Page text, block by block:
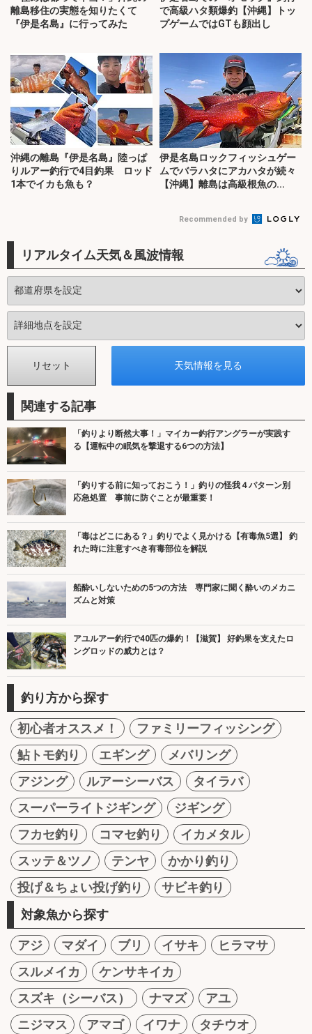
離島移住の実態を知りたくて
『伊是名島』に行ってみた
で高級ハタ類爆釣【沖縄】トッ
プゲームではGTも顔出し
沖縄の離島『伊是名島』陸っぱ
りルアー釣行で4目釣果 ロッド
1本でイカも魚も？
伊是名島ロックフィッシュゲー
ムでバラハタにアカハタが続々
【沖縄】離島は高級根魚の...
Recommended by
リアルタイム天気＆風波情報
関連する記事
「釣りより断然大事！」マイカー釣行アングラーが実践す
る【運転中の眠気を撃退する6つの方法】
「釣りする前に知っておこう！」釣りの怪我４パターン別
応急処置 事前に防ぐことが最重要！
「毒はどこにある？」釣りでよく見かける【有毒魚5選】 釣
れた時に注意すべき有毒部位を解説
船酔いしないための5つの方法 専門家に聞く酔いのメカニ
ズムと対策
アユルアー釣行で40匹の爆釣！【滋賀】 好釣果を支えたロ
ングロッドの威力とは？
釣り方から探す
初心者オススメ！
ファミリーフィッシング
鮎トモ釣り
エギング
メバリング
アジング
ルアーシーバス
タイラバ
スーパーライトジギング
ジギング
フカセ釣り
コマセ釣り
イカメタル
スッテ＆ツノ
テンヤ
かかり釣り
投げ＆ちょい投げ釣り
サビキ釣り
対象魚から探す
アジ マダイ ブリ イサキ
ヒラマサ
スルメイカ
ケンサキイカ
スズキ（シーバス）
ナマズ
アユ
ニジマス
アマゴ イワナ
タチウオ